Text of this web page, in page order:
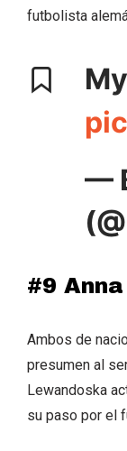
futbolista
—
#9
Ambos de
presumen al
Lewandoska
su paso por el